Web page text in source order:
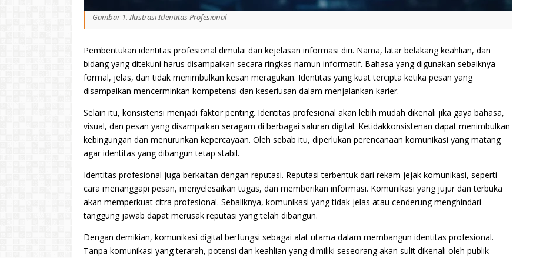
Gambar 1. Ilustrasi Identitas Profesional
Pembentukan identitas profesional dimulai dari kejelasan informasi diri. Nama, latar belakang keahlian, dan
bidang yang ditekuni harus disampaikan secara ringkas namun informatif. Bahasa yang digunakan sebaiknya
formal, jelas, dan tidak menimbulkan kesan meragukan. Identitas yang kuat tercipta ketika pesan yang
disampaikan mencerminkan kompetensi dan keseriusan dalam menjalankan karier.
Selain itu, konsistensi menjadi faktor penting. Identitas profesional akan lebih mudah dikenali jika gaya bahasa,
visual, dan pesan yang disampaikan seragam di berbagai saluran digital. Ketidakkonsistenan dapat menimbulkan
kebingungan dan menurunkan kepercayaan. Oleh sebab itu, diperlukan perencanaan komunikasi yang matang
agar identitas yang dibangun tetap stabil.
Identitas profesional juga berkaitan dengan reputasi. Reputasi terbentuk dari rekam jejak komunikasi, seperti
cara menanggapi pesan, menyelesaikan tugas, dan memberikan informasi. Komunikasi yang jujur dan terbuka
akan memperkuat citra profesional. Sebaliknya, komunikasi yang tidak jelas atau cenderung menghindari
tanggung jawab dapat merusak reputasi yang telah dibangun.
Dengan demikian, komunikasi digital berfungsi sebagai alat utama dalam membangun identitas profesional.
Tanpa komunikasi yang terarah, potensi dan keahlian yang dimiliki seseorang akan sulit dikenali oleh publik